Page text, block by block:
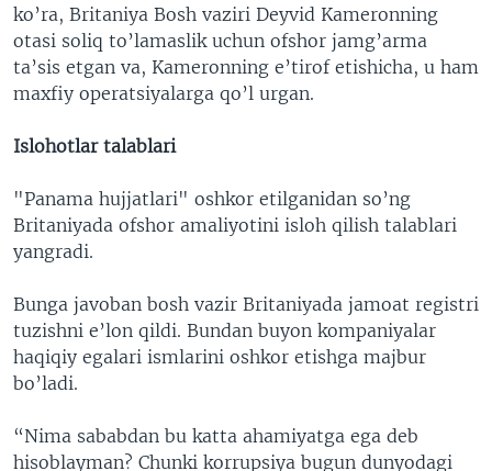
ko’ra, Britaniya Bosh vaziri Deyvid Kameronning
otasi soliq to’lamaslik uchun ofshor jamg’arma
ta’sis etgan va, Kameronning e’tirof etishicha, u ham
maxfiy operatsiyalarga qo’l urgan.
Islohotlar talablari
"Panama hujjatlari" oshkor etilganidan so’ng
Britaniyada ofshor amaliyotini isloh qilish talablari
yangradi.
Bunga javoban bosh vazir Britaniyada jamoat registri
tuzishni e’lon qildi. Bundan buyon kompaniyalar
haqiqiy egalari ismlarini oshkor etishga majbur
bo’ladi.
“Nima sababdan bu katta ahamiyatga ega deb
hisoblayman? Chunki korrupsiya bugun dunyodagi